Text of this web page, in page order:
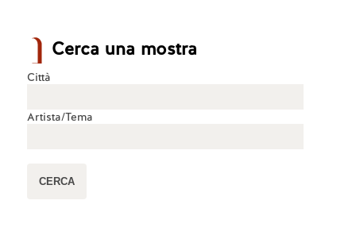
Cerca una mostra
Città
Artista/Tema